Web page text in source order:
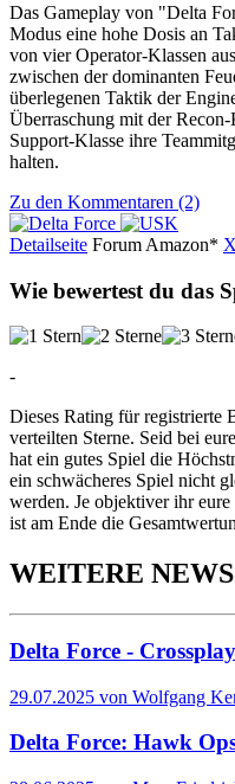
Das Gameplay von "Delta
Modus eine hohe Dosis an
von vier Operator-Klassen
zwischen der dominanten
überlegenen Taktik der
Überraschung mit der
Support-Klasse ihre
halten.
Zu den Kommentaren (2)
Detailseite Forum Amazon*
Wie bewertest du das
-
Dieses Rating für registrierte
verteilten Sterne. Seid bei
hat ein gutes Spiel die
ein schwächeres Spiel nicht
werden. Je objektiver ihr eure
ist am Ende die
WEITERE
Delta Force -
29.07.2025 von Wolfgang
Delta Force: Hawk